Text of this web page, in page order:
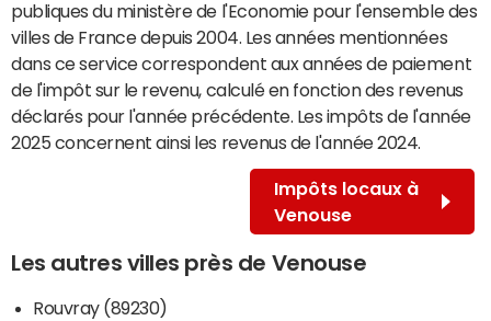
publiques du ministère de l'Economie pour l'ensemble des
villes de France depuis 2004. Les années mentionnées
dans ce service correspondent aux années de paiement
de l'impôt sur le revenu, calculé en fonction des revenus
déclarés pour l'année précédente. Les impôts de l'année
2025 concernent ainsi les revenus de l'année 2024.
Impôts locaux à
Venouse
Les autres villes près de Venouse
Rouvray (89230)